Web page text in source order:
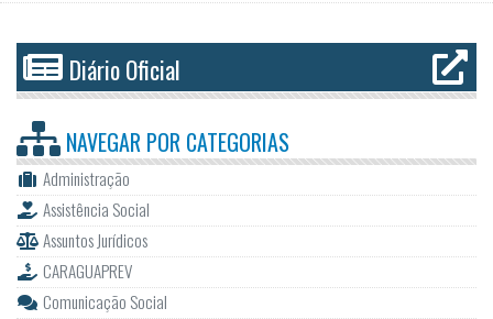
Diário Oficial
NAVEGAR POR CATEGORIAS
Administração
Assistência Social
Assuntos Jurídicos
CARAGUAPREV
Comunicação Social